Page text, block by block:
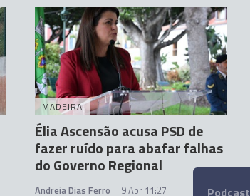
MADEIRA
Élia Ascensão acusa PSD de
fazer ruído para abafar falhas
do Governo Regional
Andreia Dias Ferro 9 Abr 11:27